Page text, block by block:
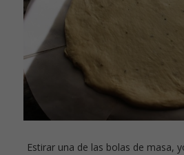
Estirar una de las bolas de masa,